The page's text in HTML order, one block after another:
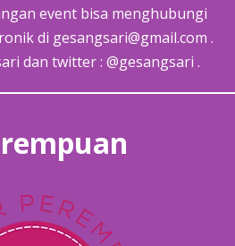
event bisa menghubungi
di gesangsari@gmail.com .
dan twitter : @gesangsari .